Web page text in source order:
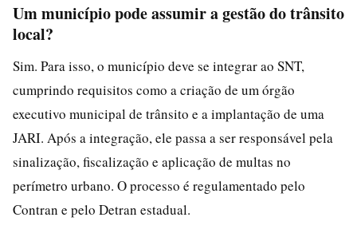
Um município pode assumir a gestão do trânsito
local?
Sim. Para isso, o município deve se integrar ao SNT,
cumprindo requisitos como a criação de um órgão
executivo municipal de trânsito e a implantação de uma
JARI. Após a integração, ele passa a ser responsável pela
sinalização, fiscalização e aplicação de multas no
perímetro urbano. O processo é regulamentado pelo
Contran e pelo Detran estadual.